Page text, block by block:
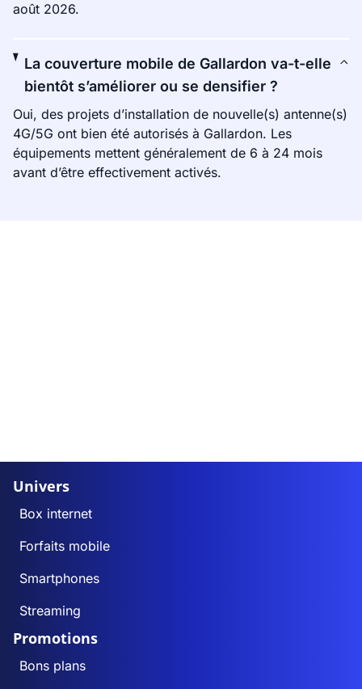
août 2026.
La couverture mobile de Gallardon va-t-elle
bientôt s’améliorer ou se densifier ?
Oui, des projets d’installation de nouvelle(s) antenne(s)
4G/5G ont bien été autorisés à Gallardon. Les
équipements mettent généralement de 6 à 24 mois
avant d’être effectivement activés.
Univers
Box internet
Forfaits mobile
Smartphones
Streaming
Promotions
Bons plans